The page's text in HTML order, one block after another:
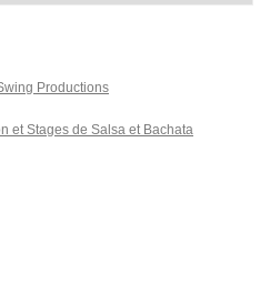
Productions
et Stages de Salsa et Bachata